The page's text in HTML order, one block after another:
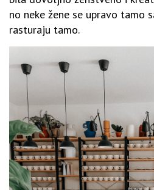
no neke žene se upravo tamo
rasturaju tamo.